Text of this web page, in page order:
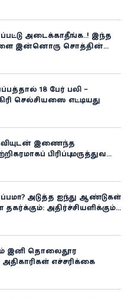
அடைக்காதீங்க..! இந்த
இன்னொரு சொத்தின்
18 பேர் பலி –
செல்சியஸை எட்டியது
இணைந்த
பிரிப்பு: மருத்துவ
அடுத்த ஐந்து ஆண்டுகள்
அதிர்ச்சியளிக்கும்
இனி தொலைதூர
எச்சரிக்கை